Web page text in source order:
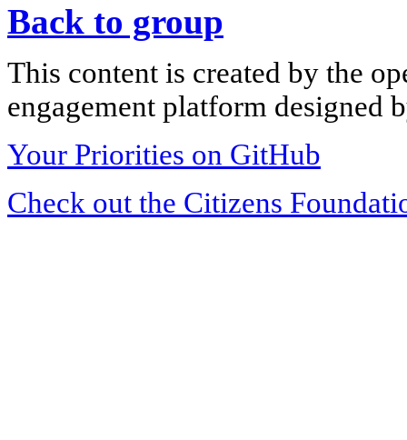
Back to group
This content is created by the
engagement platform designed
Your Priorities on GitHub
Check out the Citizens